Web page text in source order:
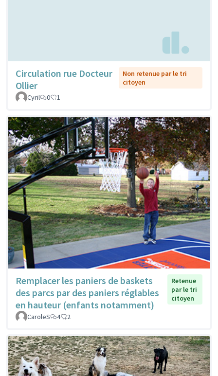
Circulation rue Docteur
Ollier
Non retenue par le tri
citoyen
Cyril
0 1
Remplacer les paniers de baskets
des parcs par des paniers réglables
en hauteur (enfants notamment)
Retenue
par le tri
citoyen
CaroleS 4 2